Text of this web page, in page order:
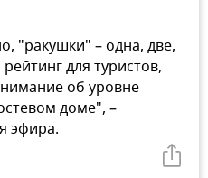
"ракушки" – одна, две,
для туристов,
об уровне
доме", –
эфира.